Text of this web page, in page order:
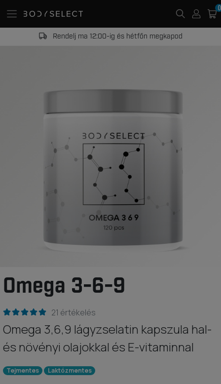
Rendelj ma 12:00-ig és hétfőn megkapod
Omega 3-6-9
21 értékelés
Omega 3,6,9 lágyzselatin kapszula hal-
és növényi olajokkal és E-vitaminnal
Tejmentes Laktózmentes
0